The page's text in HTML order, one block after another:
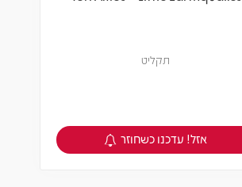
תקליט
צפיה במוצר
אזל! עדכנו כשחוזר